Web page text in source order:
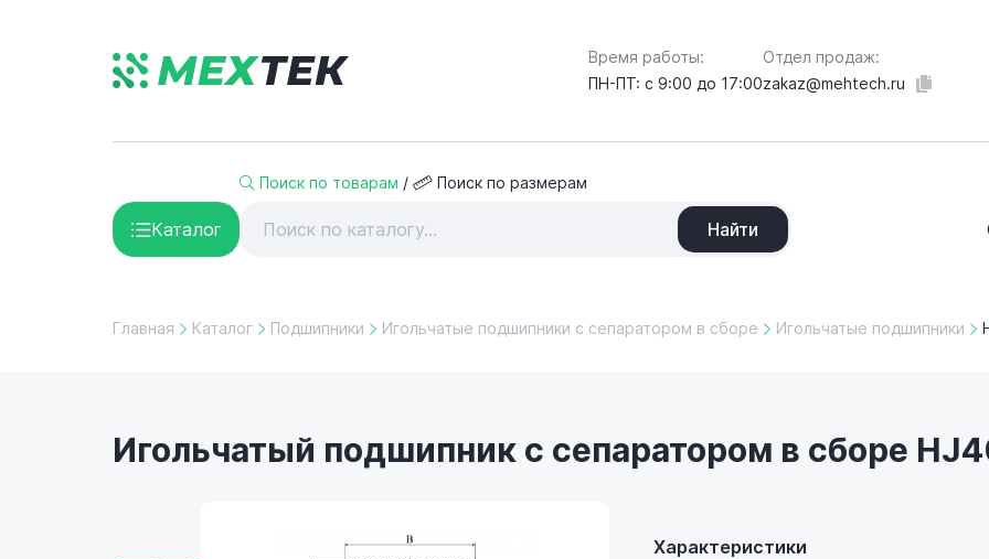
Время работы:
ПН-ПТ: с 9:00 до 17:00
Отдел продаж:
zakaz@mehtech.ru
Каталог
Поиск по товарам / Поиск по размерам
Найти
Главная Каталог Подшипники Игольчатые подшипники с сепаратором в сборе Игольчатые подшипники
Игольчатый подшипник с сепаратором в сборе
Характеристики